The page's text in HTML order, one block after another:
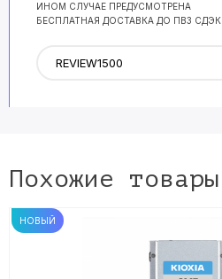
ИНОМ СЛУЧАЕ ПРЕДУСМОТРЕНА
БЕСПЛАТНАЯ ДОСТАВКА ДО ПВЗ СДЭК.
Похожие товары
НОВЫЙ